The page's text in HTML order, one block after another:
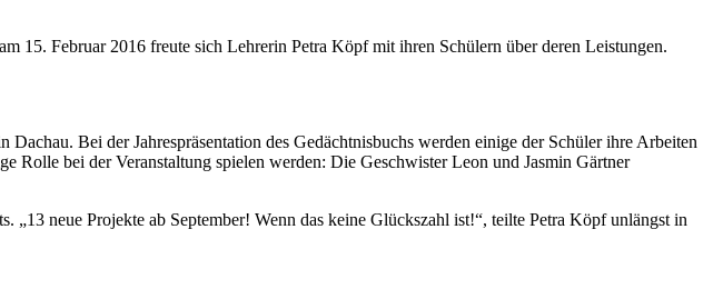
15. Februar 2016 freute sich Lehrerin Petra Köpf mit ihren Schülern über deren Leistungen.
Bei der Jahrespräsentation des Gedächtnisbuchs werden einige der Schüler ihre Arbeiten
Rolle bei der Veranstaltung spielen werden: Die Geschwister Leon und Jasmin Gärtner
neue Projekte ab September! Wenn das keine Glückszahl ist!“, teilte Petra Köpf unlängst in